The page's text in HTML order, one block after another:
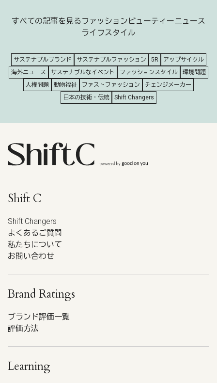
すべての記事を見る ファッションビューティーニュース
ライフスタイル
サステナブルブランド サステナブルファッション 5R
アップサイクル
海外ニュース
サステナブルなイベント ファッションスタイル
環境問題
人権問題
動物福祉 ファストファッション
チェンジメーカー
日本の技術・伝統
Shift Changers
Shift C
Shift Changers
よくあるご質問
私たちについて
お問い合わせ
Brand Ratings
ブランド評価一覧
評価方法
Learning